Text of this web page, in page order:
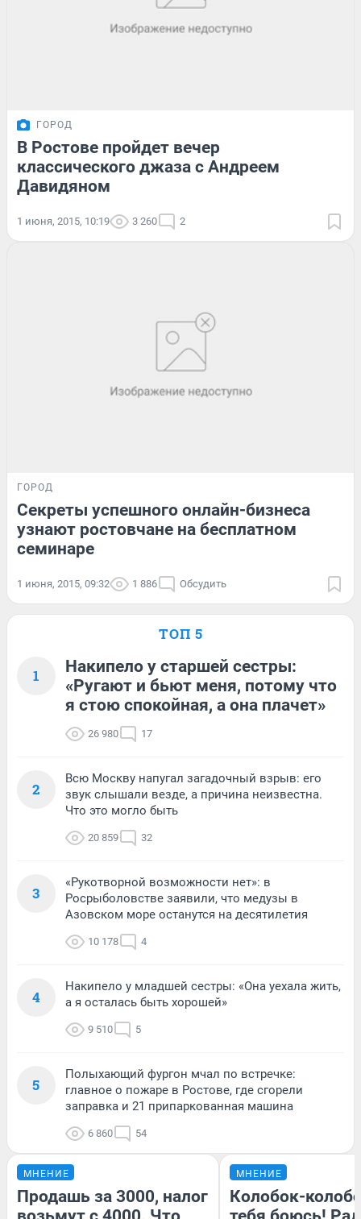
ГОРОД
В Ростове пройдет вечер
классического джаза с Андреем
Давидяном
1 июня, 2015, 10:19 3 260 2
ГОРОД
Секреты успешного онлайн-бизнеса
узнают ростовчане на бесплатном
семинаре
1 июня, 2015, 09:32 1 886 Обсудить
ТОП 5
1
Накипело у старшей сестры:
«Ругают и бьют меня, потому что
я стою спокойная, а она плачет»
26 980 17
2
Всю Москву напугал загадочный взрыв: его
звук слышали везде, а причина неизвестна.
Что это могло быть
20 859 32
3
«Рукотворной возможности нет»: в
Росрыболовстве заявили, что медузы в
Азовском море останутся на десятилетия
10 178 4
4
Накипело у младшей сестры: «Она уехала жить,
а я осталась быть хорошей»
9 510 5
5
Полыхающий фургон мчал по встречке:
главное о пожаре в Ростове, где сгорели
заправка и 21 припаркованная машина
6 860 54
МНЕНИЕ
Продашь за 3000, налог
МНЕНИЕ
Колобок-